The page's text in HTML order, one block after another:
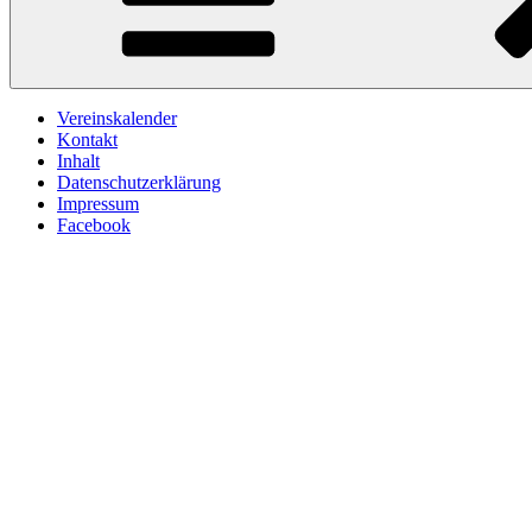
Vereinskalender
Kontakt
Inhalt
Datenschutzerklärung
Impressum
Facebook